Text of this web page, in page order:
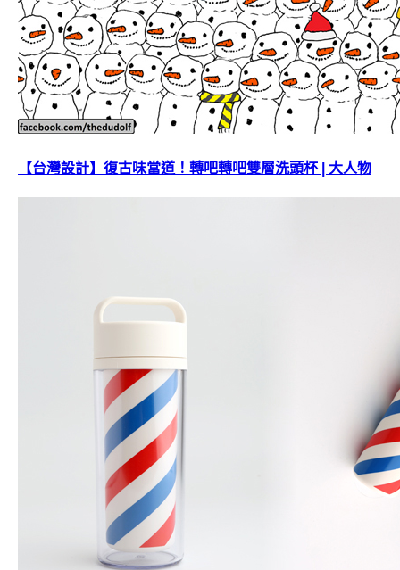
【台灣設計】復古味當道！轉吧轉吧雙層洗頭杯 | 大人物